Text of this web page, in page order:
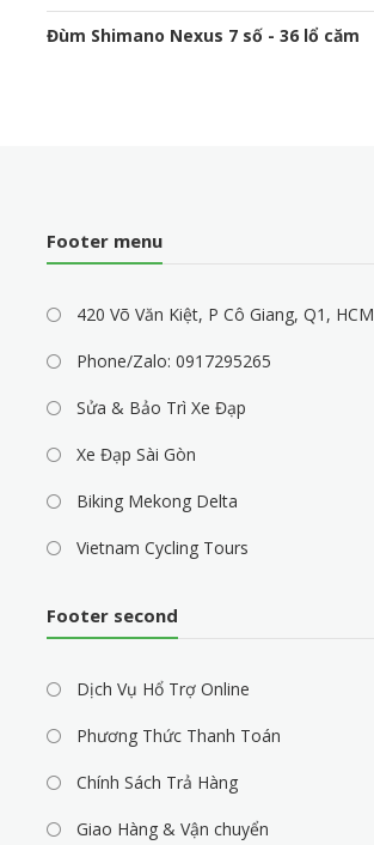
Đùm Shimano Nexus 7 số - 36 lổ căm
Footer menu
420 Võ Văn Kiệt, P Cô Giang, Q1, HCM
Phone/Zalo: 0917295265
Sửa & Bảo Trì Xe Đạp
Xe Đạp Sài Gòn
Biking Mekong Delta
Vietnam Cycling Tours
Footer second
Dịch Vụ Hổ Trợ Online
Phương Thức Thanh Toán
Chính Sách Trả Hàng
Giao Hàng & Vận chuyển